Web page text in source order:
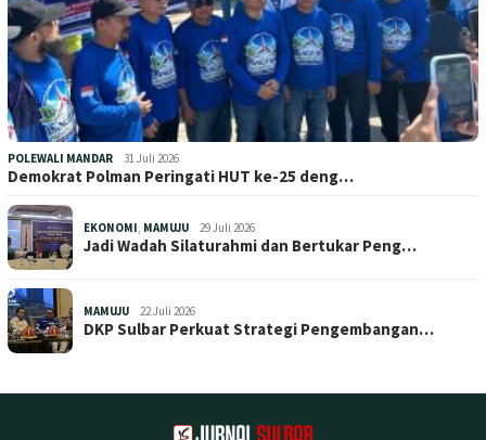
POLEWALI MANDAR 31 Juli 2026
Demokrat Polman Peringati HUT ke-25 deng…
EKONOMI, MAMUJU 29 Juli 2026
Jadi Wadah Silaturahmi dan Bertukar Peng…
MAMUJU 22 Juli 2026
DKP Sulbar Perkuat Strategi Pengembangan…